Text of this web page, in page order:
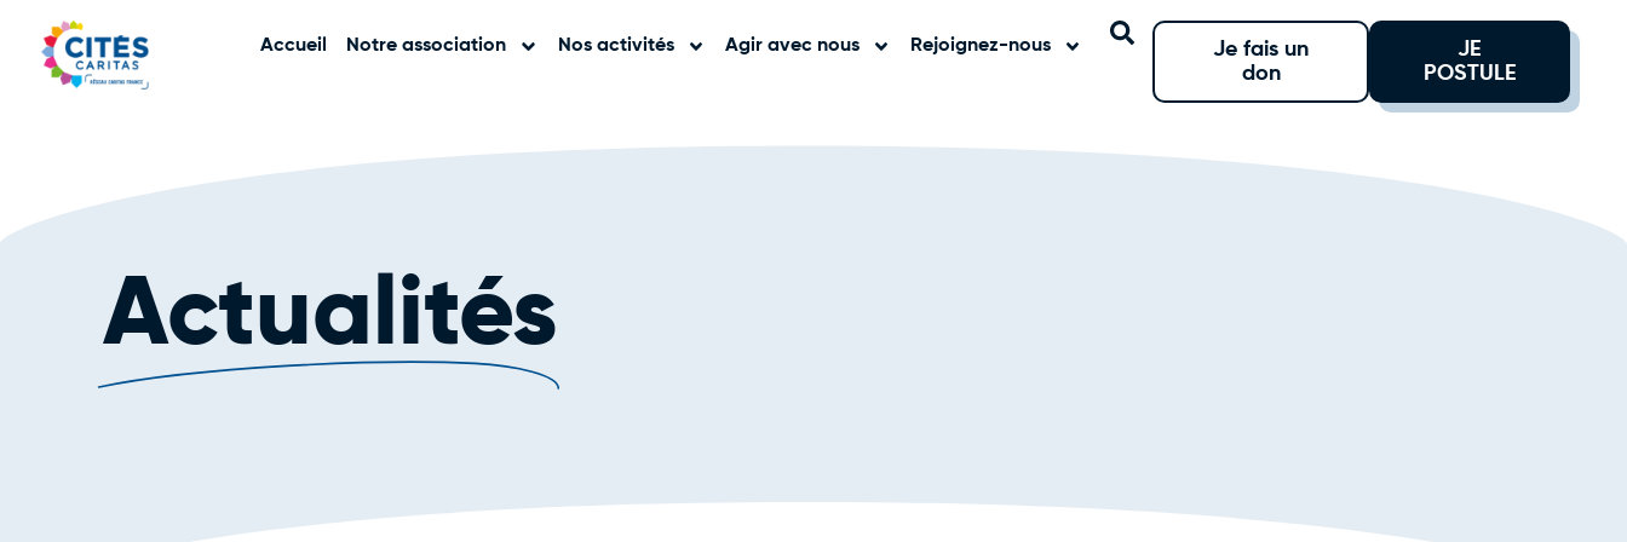
Accueil Notre association Nos activités Agir avec nous Rejoignez-nous
Je fais un
don
JE
POSTULE
Actualités